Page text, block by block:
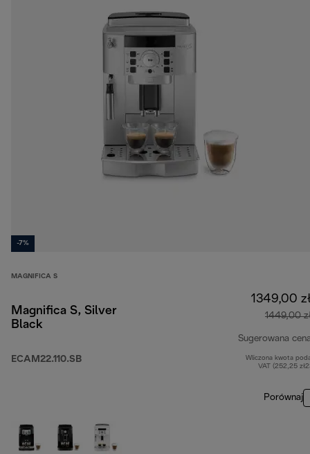
-7%
MAGNIFICA S
Magnifica S, Silver
Black
ECAM22.110.SB
1349,00
1449,00
Sugerowana
Wliczona kwota
VAT (252,25
Porównaj